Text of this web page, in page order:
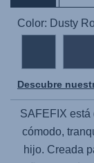
Color: Dusty
Descubre
SAFEFIX está
cómodo,
hijo. Creada